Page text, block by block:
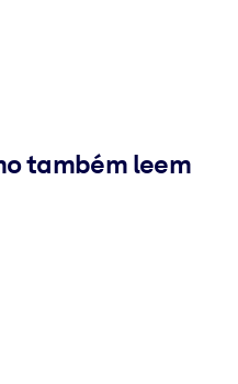
também leem